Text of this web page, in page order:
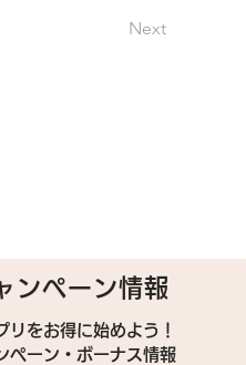
Next
ンペーン情報
リをお得に始めよう！
ペーン・ボーナス情報